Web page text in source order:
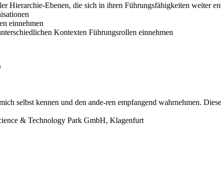
Hierarchie-Ebenen, die sich in ihren Führungsfähigkeiten weiter
einnehmen
Kontexten Führungsrollen einnehmen
selbst kennen und den ande-ren empfangend wahrnehmen.
& Technology Park GmbH, Klagenfurt